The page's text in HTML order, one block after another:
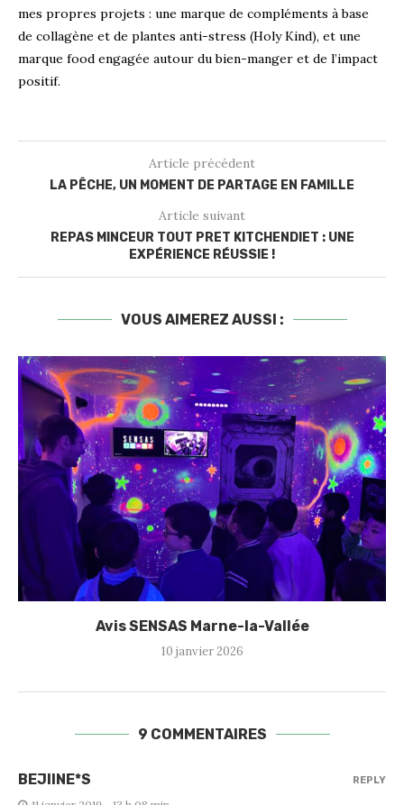
mes propres projets : une marque de compléments à base
de collagène et de plantes anti-stress (Holy Kind), et une
marque food engagée autour du bien-manger et de l’impact
positif.
Article précédent
LA PÊCHE, UN MOMENT DE PARTAGE EN FAMILLE
Article suivant
REPAS MINCEUR TOUT PRET KITCHENDIET : UNE
EXPÉRIENCE RÉUSSIE !
VOUS AIMEREZ AUSSI :
Avis SENSAS Marne-la-Vallée
10 janvier 2026
9 COMMENTAIRES
BEJIINE*S REPLY